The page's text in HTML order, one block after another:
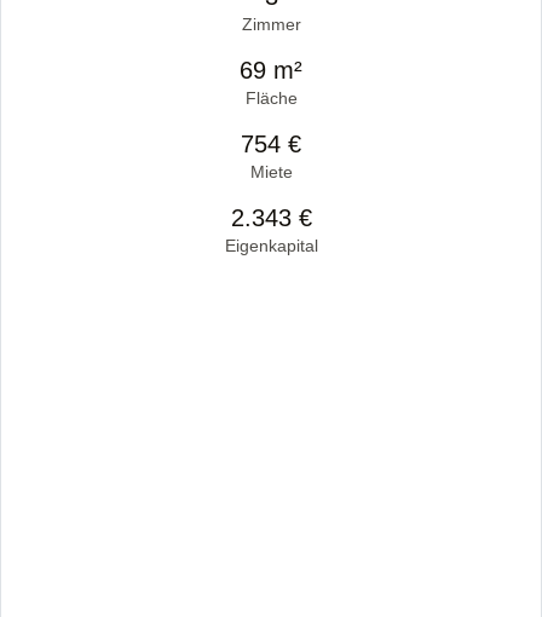
Zimmer
69 m²
Fläche
754 €
Miete
2.343 €
Eigenkapital